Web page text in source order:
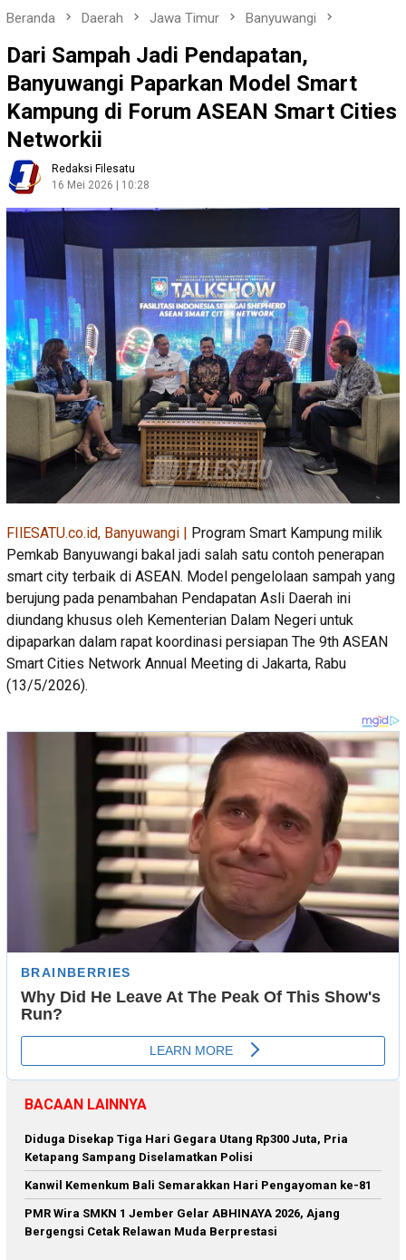
Beranda Daerah Jawa Timur Banyuwangi
Dari Sampah Jadi Pendapatan,
Banyuwangi Paparkan Model Smart
Kampung di Forum ASEAN Smart Cities
Networkii
Redaksi Filesatu
16 Mei 2026 | 10:28
FIlESATU.co.id, Banyuwangi | Program Smart Kampung milik
Pemkab Banyuwangi bakal jadi salah satu contoh penerapan
smart city terbaik di ASEAN. Model pengelolaan sampah yang
berujung pada penambahan Pendapatan Asli Daerah ini
diundang khusus oleh Kementerian Dalam Negeri untuk
dipaparkan dalam rapat koordinasi persiapan The 9th ASEAN
Smart Cities Network Annual Meeting di Jakarta, Rabu
(13/5/2026).
BACAAN LAINNYA
Diduga Disekap Tiga Hari Gegara Utang Rp300 Juta, Pria
Ketapang Sampang Diselamatkan Polisi
Kanwil Kemenkum Bali Semarakkan Hari Pengayoman ke-81
PMR Wira SMKN 1 Jember Gelar ABHINAYA 2026, Ajang
Bergengsi Cetak Relawan Muda Berprestasi